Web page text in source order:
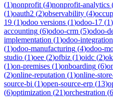
(1)nonprofit (4)nonprofit-analytics
(1)oauth2 (2)observability (4)
19 (1)odoo versions (1)odoo-17 (1)
accounting (6)odoo-crm (5)odoo-
implementation (1)odoo-integration
(1)odoo-manufacturing (4)odoo-
studio (1)oee (2)ofbiz (1)oidc (2)
(1)on-premises (1)onboarding (6)
(2)online-reputation (1)online-
source-bi (1)open-source-erp (13)
(6)optimization (21)orchestration (6